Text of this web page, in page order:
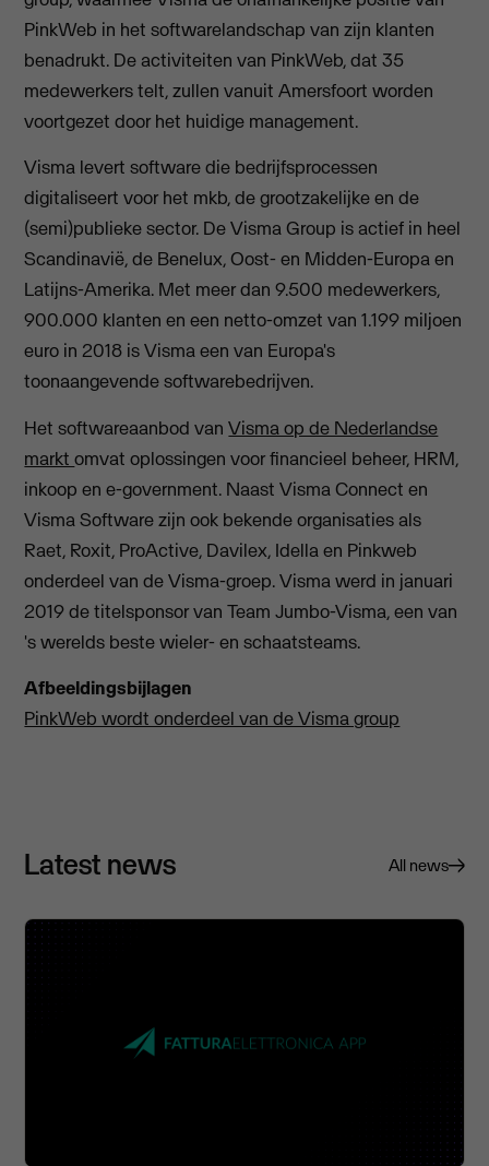
PinkWeb in het softwarelandschap van zijn klanten
benadrukt. De activiteiten van PinkWeb, dat 35
medewerkers telt, zullen vanuit Amersfoort worden
voortgezet door het huidige management.
Visma levert software die bedrijfsprocessen
digitaliseert voor het mkb, de grootzakelijke en de
(semi)publieke sector. De Visma Group is actief in heel
Scandinavië, de Benelux, Oost- en Midden-Europa en
Latijns-Amerika. Met meer dan 9.500 medewerkers,
900.000 klanten en een netto-omzet van 1.199 miljoen
euro in 2018 is Visma een van Europa's
toonaangevende softwarebedrijven.
Het softwareaanbod vanVisma op de Nederlandse
marktomvat oplossingen voor financieel beheer, HRM,
inkoop en e-government. Naast Visma Connect en
Visma Software zijn ook bekende organisaties als
Raet, Roxit, ProActive, Davilex, Idella en Pinkweb
onderdeel van de Visma-groep. Visma werd in januari
2019 de titelsponsor van Team Jumbo-Visma, een van
's werelds beste wieler- en schaatsteams.
Afbeeldingsbijlagen
PinkWeb wordt onderdeel van de Visma group
Latest news All news